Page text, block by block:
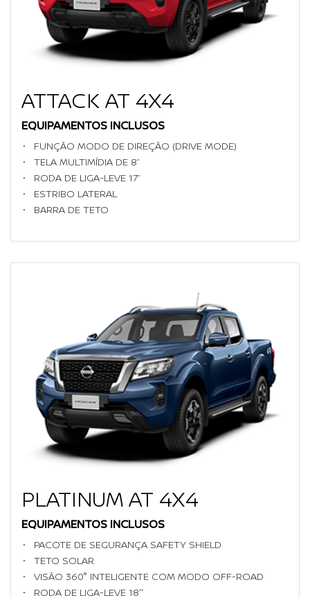
ATTACK AT 4X4
EQUIPAMENTOS INCLUSOS
FUNÇÃO MODO DE DIREÇÃO (DRIVE MODE)
TELA MULTIMÍDIA DE 8’’
RODA DE LIGA-LEVE 17’’
ESTRIBO LATERAL
BARRA DE TETO
PLATINUM AT 4X4
EQUIPAMENTOS INCLUSOS
PACOTE DE SEGURANÇA SAFETY SHIELD
TETO SOLAR
VISÃO 360° INTELIGENTE COM MODO OFF-ROAD
RODA DE LIGA-LEVE 18''